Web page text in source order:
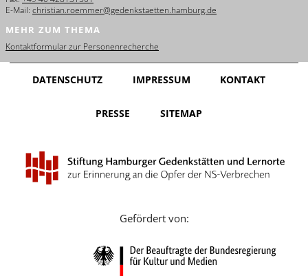
Français
Dansk
Español
Nederlands
Português
Русский
E-Mail: christian.roemmer@gedenkstaetten.hamburg.de
MEHR ZUM THEMA
Kontaktformular zur Personenrecherche
DATENSCHUTZ IMPRESSUM KONTAKT
PRESSE SITEMAP
Gefördert von: